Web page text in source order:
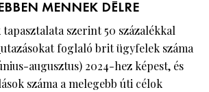
MENNEK DÉLRE
szerint 50 százalékkal
utazásokat foglaló brit ügyfelek száma
augusztus) 2024-hez képest, és
száma a melegebb úti célok